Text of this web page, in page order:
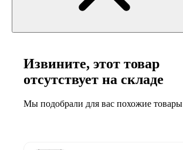
Извините, этот товар
отсутствует на складе
Мы подобрали для вас похожие товары